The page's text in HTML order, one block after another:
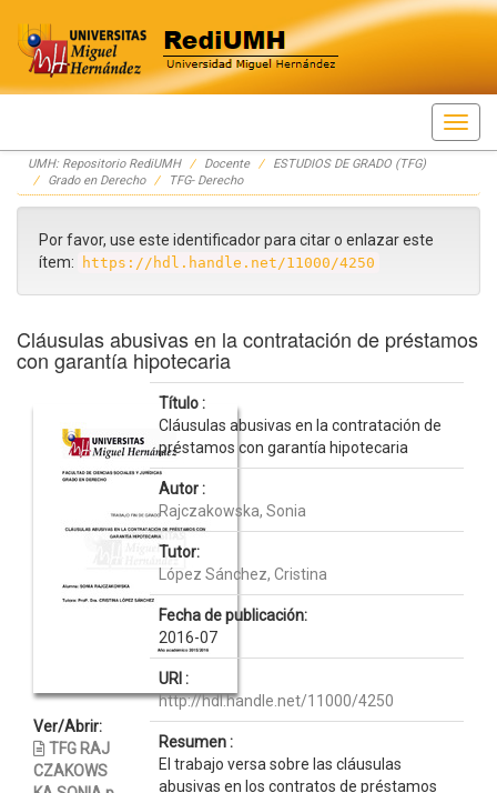
Skip
navigation
UMH: Repositorio RediUMH Docente
ESTUDIOS DE GRADO (TFG)
Grado en Derecho
TFG- Derecho
Por favor, use este identificador para citar o enlazar este
ítem:
https://hdl.handle.net/11000/4250
Cláusulas abusivas en la contratación de préstamos
con garantía hipotecaria
Ver/Abrir:
TFG RAJ
CZAKOWS
Título :
Cláusulas abusivas en la contratación de
préstamos con garantía hipotecaria
Autor :
Rajczakowska, Sonia
Tutor:
López Sánchez, Cristina
Fecha de publicación:
2016-07
URI :
http://hdl.handle.net/11000/4250
Resumen :
El trabajo versa sobre las cláusulas
abusivas en los contratos de préstamos